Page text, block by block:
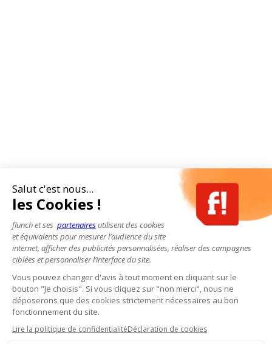
Salut c'est nous...
les Cookies !
flunch et ses partenairesutilisent des cookies
et équivalents pour mesurer l’audience du site
internet, afficher des publicités personnalisées, réaliser des campagnes
ciblées et personnaliser l’interface du site.
Vous pouvez changer d'avis à tout moment en cliquant sur le
bouton "Je choisis". Si vous cliquez sur "non merci", nous ne
déposerons que des cookies strictement nécessaires au bon
fonctionnement du site.
Lire la politique de confidentialitéDéclaration de cookies